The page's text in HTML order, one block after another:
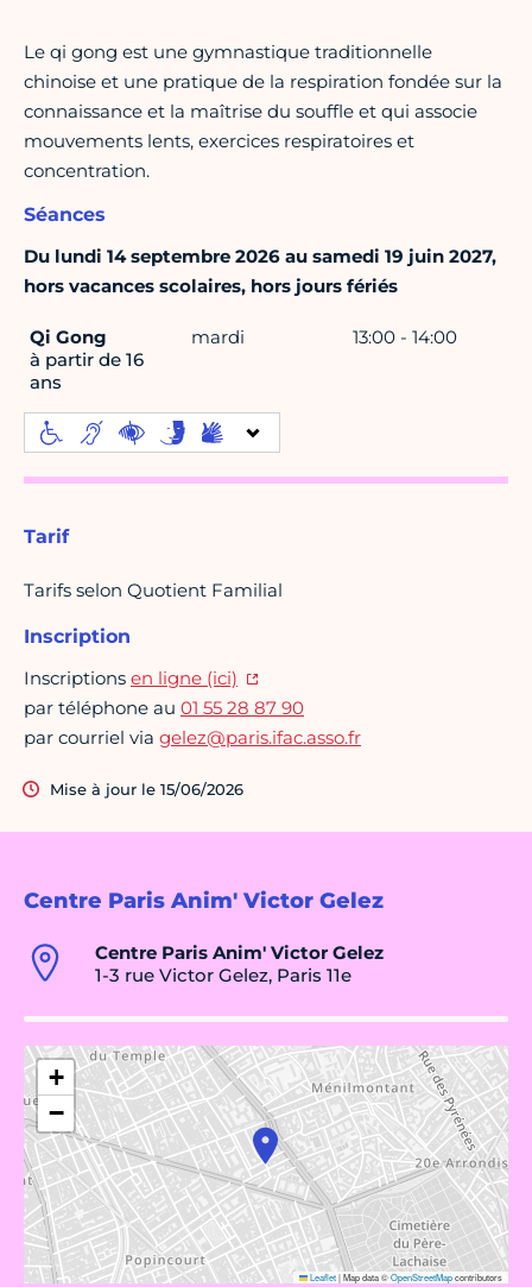
Centre Paris Anim' Victor Gelez
Centre Paris Anim' Victor Gelez
1-3 rue Victor Gelez, Paris 11e
+
−
Leaflet|Map data ©OpenStreetMapcontributors
Le qi gong est une gymnastique traditionnelle
chinoise et une pratique de la respiration fondée sur la
connaissance et la maîtrise du souffle et qui associe
mouvements lents, exercices respiratoires et
concentration.
Séances
Du lundi 14 septembre 2026 au samedi 19 juin 2027,
hors vacances scolaires, hors jours fériés
Qi Gong
à partir de 16
ans
mardi 13:00 - 14:00
Tarif
Tarifs selon Quotient Familial
Inscription
Inscriptions en ligne (ici)
par téléphone au 01 55 28 87 90
par courriel via gelez@paris.ifac.asso.fr
Mise à jour le 15/06/2026